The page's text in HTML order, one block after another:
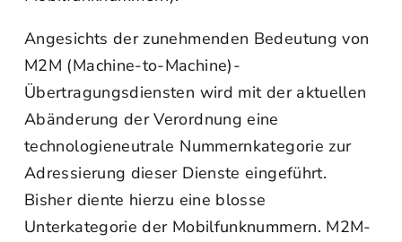
Angesichts der zunehmenden Bedeutung von
M2M (Machine-to-Machine)-
Übertragungsdiensten wird mit der aktuellen
Abänderung der Verordnung eine
technologieneutrale Nummernkategorie zur
Adressierung dieser Dienste eingeführt.
Bisher diente hierzu eine blosse
Unterkategorie der Mobilfunknummern. M2M-